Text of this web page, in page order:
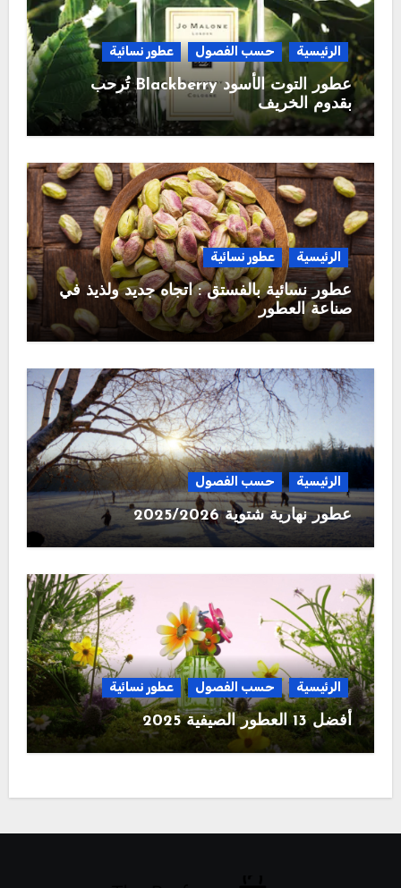
الرئيسية حسب الفصول عطور نسائية
عطور التوت الأسود Blackberry تُرحب
بقدوم الخريف
الرئيسية عطور نسائية
عطور نسائية بالفستق : اتجاه جديد ولذيذ في
صناعة العطور
الرئيسية حسب الفصول
عطور نهارية شتوية 2025/2026
الرئيسية حسب الفصول عطور نسائية
أفضل 13 العطور الصيفية 2025